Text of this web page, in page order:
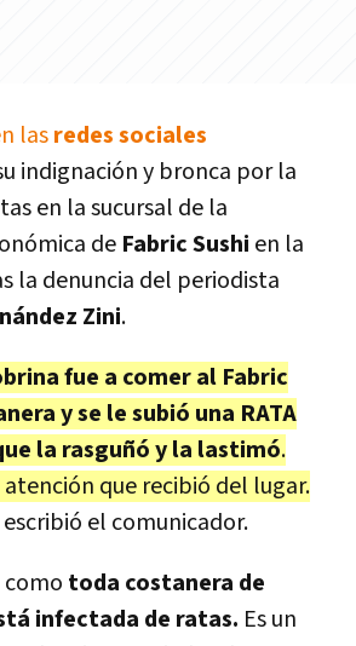
lasredes sociales
indignación y bronca por la
en la sucursal de la
de Fabric Sushi en la
la denuncia del periodista
Zini.
fue a comer al Fabric
y se le subió una RATA
la rasguñó y la lastimó.
que recibió del lugar.
escribió el comunicador.
como toda costanera de
infectada de ratas. Es un